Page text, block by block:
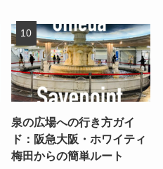
泉の広場への行き方ガイ
ド：阪急大阪・ホワイティ
梅田からの簡単ルート